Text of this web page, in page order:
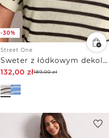
-30%
Street One
Sweter z łódkowym dekoltem w paski
132,00 zł189,00zł